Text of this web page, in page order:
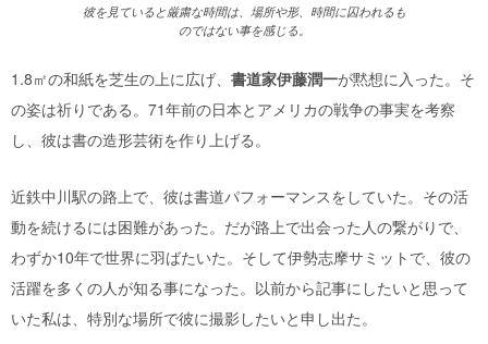
彼を見ていると厳粛な時間は、場所や形、時間に囚われるも
のではない事を感じる。
1.8㎡の和紙を芝生の上に広げ、 書道家伊藤潤一が黙想に入った。そ
の姿は祈りである。71年前の日本とアメリカの戦争の事実を考察
し、彼は書の造形芸術を作り上げる。
近鉄中川駅の路上で、彼は書道パフォーマンスをしていた。その活
動を続けるには困難があった。だが路上で出会った人の繋がりで、
わずか10年で世界に羽ばたいた。そして伊勢志摩サミットで、彼の
活躍を多くの人が知る事になった。以前から記事にしたいと思って
いた私は、特別な場所で彼に撮影したいと申し出た。